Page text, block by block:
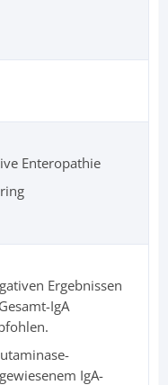
Enteropathie
Ergebnissen
IgA
IgA-